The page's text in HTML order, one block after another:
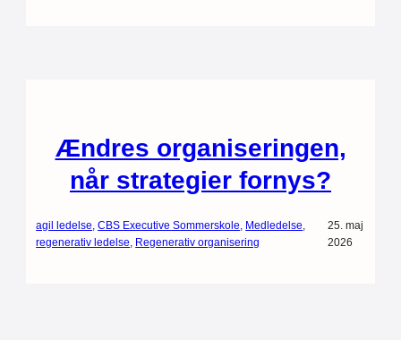
Ændres organiseringen,
når strategier fornys?
agil ledelse, CBS Executive Sommerskole, Medledelse,
regenerativ ledelse, Regenerativ organisering
25. maj
2026